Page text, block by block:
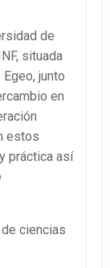
de
situada
junto
en
estos
práctica así
ciencias